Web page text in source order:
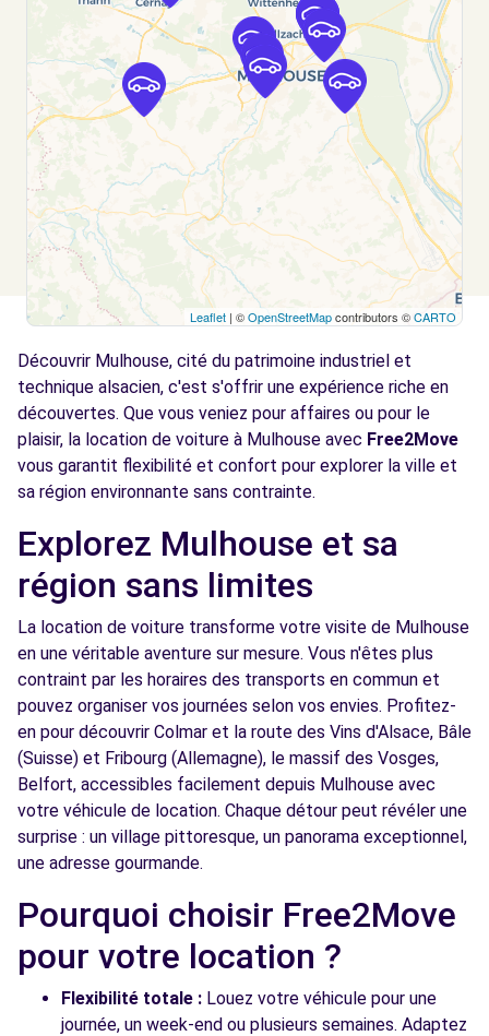
RIEDISHEIM, 68400
Voir l'agence
Free2move Rent - DS STORE MULHOUSE -
ILLZACH (DS)
3.7
km
7 RUE DE BERNE
ILLZACH, FR-68, 68110
Voir l'agence
Free2move Rent - GRAND EST
3.7
7 RUE DE BERNE
ILLZACH, FR-68, 68110
Voir l'agence
Free2Move Rent - SARL GARAGE SEEMANN
- HABSHEIM (C)
224 RUE DU GENERAL DE GAULLE
HABSHEIM, 68440
Voir l'agence
Free2Move Rent - GARAGE DU CENTRE -
WITTENHEIM (C)
7.6
22 RUE DE LORRAINE
WITTENHEIM, 68270
Voir l'agence
Free2Move Rent - GARAGE DES PINS -
CERNAY (C)
12.3
CERNAY, 68700
Leaflet | ©OpenStreetMapcontributors ©CARTO
Découvrir Mulhouse, cité du patrimoine industriel et
technique alsacien, c'est s'offrir une expérience riche en
découvertes. Que vous veniez pour affaires ou pour le
plaisir, la location de voiture à Mulhouse avec Free2Move
vous garantit flexibilité et confort pour explorer la ville et
sa région environnante sans contrainte.
Explorez Mulhouse et sa
région sans limites
La location de voiture transforme votre visite de Mulhouse
en une véritable aventure sur mesure. Vous n'êtes plus
contraint par les horaires des transports en commun et
pouvez organiser vos journées selon vos envies. Profitez-
en pour découvrir Colmar et la route des Vins d'Alsace, Bâle
(Suisse) et Fribourg (Allemagne), le massif des Vosges,
Belfort, accessibles facilement depuis Mulhouse avec
votre véhicule de location. Chaque détour peut révéler une
surprise : un village pittoresque, un panorama exceptionnel,
une adresse gourmande.
Pourquoi choisir Free2Move
pour votre location ?
Flexibilité totale : Louez votre véhicule pour une
journée, un week-end ou plusieurs semaines. Adaptez